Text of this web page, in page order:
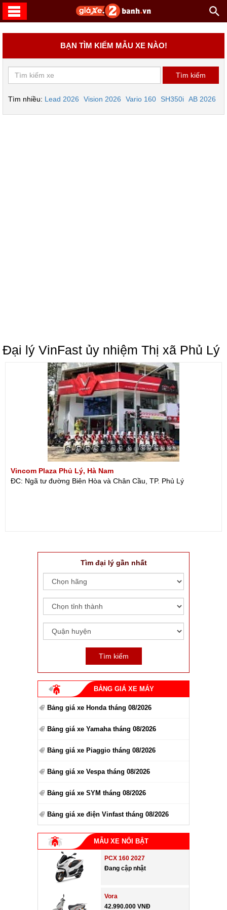
BẠN TÌM KIẾM MẪU XE NÀO!
Tìm nhiều: Lead 2026 Vision 2026 Vario 160 SH350i AB 2026
Đại lý VinFast ủy nhiệm Thị xã Phủ Lý
Vincom Plaza Phủ Lý, Hà Nam
ĐC: Ngã tư đường Biên Hòa và Chân Cầu, TP. Phủ Lý
Tìm đại lý gần nhất
BẢNG GIÁ XE MÁY
Bảng giá xe Honda tháng 08/2026
Bảng giá xe Yamaha tháng 08/2026
Bảng giá xe Piaggio tháng 08/2026
Bảng giá xe Vespa tháng 08/2026
Bảng giá xe SYM tháng 08/2026
Bảng giá xe điện Vinfast tháng 08/2026
MẪU XE NỔI BẬT
PCX 160 2027
Đang cập nhật
Vora
42.990.000 VNĐ